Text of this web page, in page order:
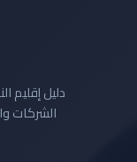
دليل إقليم
الشركات